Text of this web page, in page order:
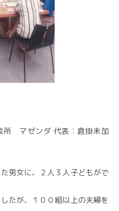
所 マゼンダ 代表：倉掛未加
男女に、２人３人子どもがで
たが、１００組以上の夫婦を